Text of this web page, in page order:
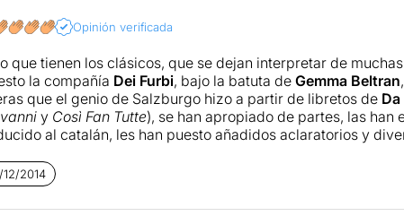
Opinión verificada
que tienen los clásicos, que se dejan interpretar de
la compañía Dei Furbi, bajo la batuta de Gemma Beltran
que el genio de Salzburgo hizo a partir de libretos de
yCosì Fan Tutte), se han apropiado de partes, las han
al catalán, les han puesto añadidos aclaratorios y
nada más .. Bueno, que el tió os cague una
más.
12/2014